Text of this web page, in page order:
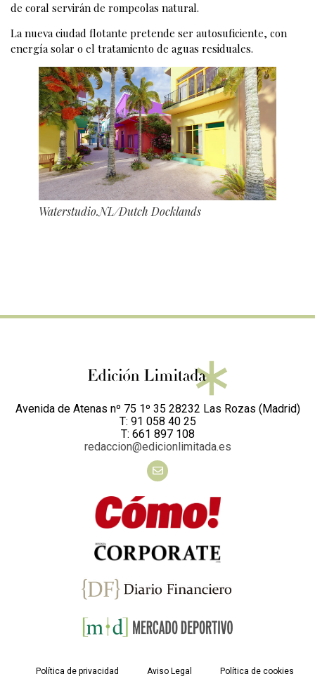
de coral servirán de rompeolas natural.
La nueva ciudad flotante pretende ser autosuficiente, con
energía solar o el tratamiento de aguas residuales.
Waterstudio.NL/Dutch Docklands
Avenida de Atenas nº 75 1º 35 28232 Las Rozas (Madrid)
T: 91 058 40 25
T: 661 897 108
redaccion@edicionlimitada.es
Política de privacidad Aviso Legal Política de cookies